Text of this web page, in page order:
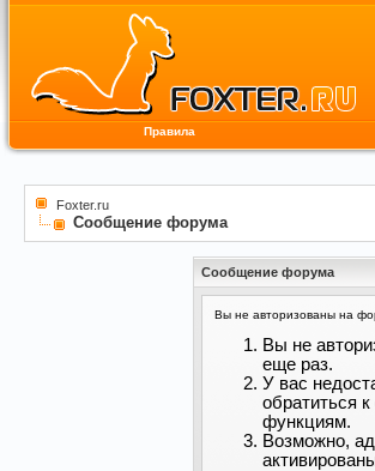
Правила
Foxter.ru
Сообщение форума
Сообщение форума
Вы не авторизованы на
Вы не
еще раз.
У вас
обратиться
функциям.
Возможно,